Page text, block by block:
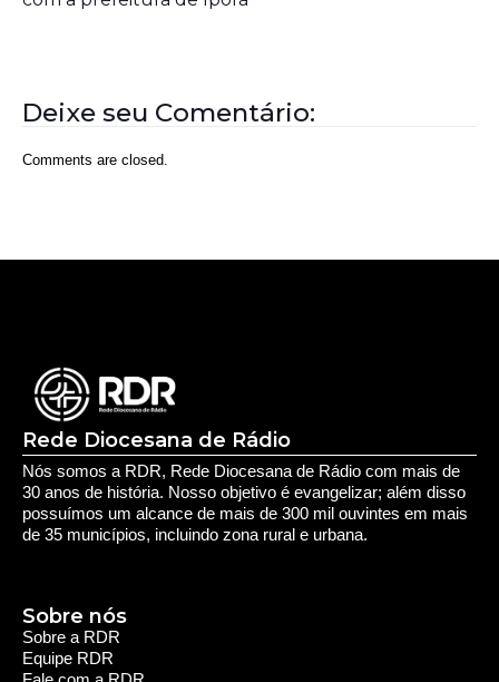
Nós somos a RDR, Rede Diocesana de Rádio com mais de
Fale com a RDR
Redes Sociais
Saúde e Espiritualidade
Espiritualidade
Educação e Desenvolvimento Pessoal
Serviços e Comunidade
Utilidade Pública
Oportunidade
Segurança